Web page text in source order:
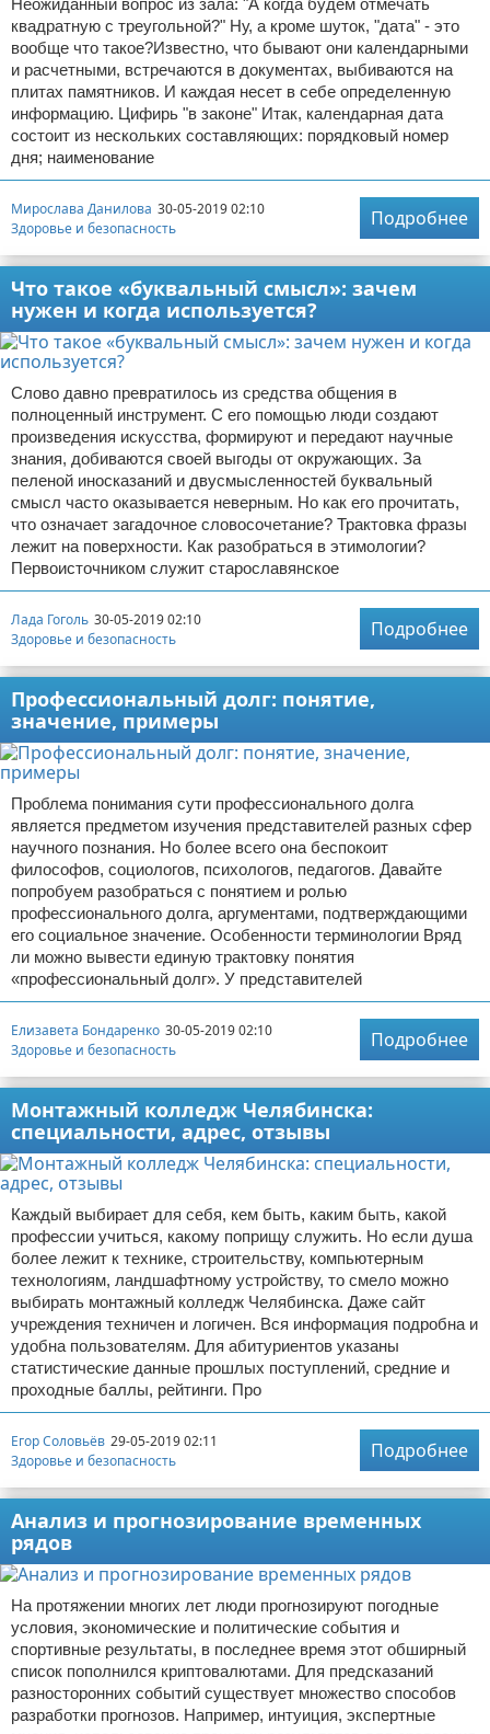
Неожиданный вопрос из зала: "А когда будем отмечать
квадратную с треугольной?" Ну, а кроме шуток, "дата" - это
вообще что такое?Известно, что бывают они календарными
и расчетными, встречаются в документах, выбиваются на
плитах памятников. И каждая несет в себе определенную
информацию. Цифирь "в законе" Итак, календарная дата
состоит из нескольких составляющих: порядковый номер
дня; наименование
Мирослава Данилова 30-05-2019 02:10
Здоровье и безопасность
Подробнее
Что такое «буквальный смысл»: зачем
нужен и когда используется?
Слово давно превратилось из средства общения в
полноценный инструмент. С его помощью люди создают
произведения искусства, формируют и передают научные
знания, добиваются своей выгоды от окружающих. За
пеленой иносказаний и двусмысленностей буквальный
смысл часто оказывается неверным. Но как его прочитать,
что означает загадочное словосочетание? Трактовка фразы
лежит на поверхности. Как разобраться в этимологии?
Первоисточником служит старославянское
Лада Гоголь 30-05-2019 02:10
Здоровье и безопасность
Подробнее
Профессиональный долг: понятие,
значение, примеры
Проблема понимания сути профессионального долга
является предметом изучения представителей разных сфер
научного познания. Но более всего она беспокоит
философов, социологов, психологов, педагогов. Давайте
попробуем разобраться с понятием и ролью
профессионального долга, аргументами, подтверждающими
его социальное значение. Особенности терминологии Вряд
ли можно вывести единую трактовку понятия
«профессиональный долг». У представителей
Елизавета Бондаренко 30-05-2019 02:10
Здоровье и безопасность
Подробнее
Монтажный колледж Челябинска:
специальности, адрес, отзывы
Каждый выбирает для себя, кем быть, каким быть, какой
профессии учиться, какому поприщу служить. Но если душа
более лежит к технике, строительству, компьютерным
технологиям, ландшафтному устройству, то смело можно
выбирать монтажный колледж Челябинска. Даже сайт
учреждения техничен и логичен. Вся информация подробна и
удобна пользователям. Для абитуриентов указаны
статистические данные прошлых поступлений, средние и
проходные баллы, рейтинги. Про
Егор Соловьёв 29-05-2019 02:11
Здоровье и безопасность
Подробнее
Анализ и прогнозирование временных
рядов
На протяжении многих лет люди прогнозируют погодные
условия, экономические и политические события и
спортивные результаты, в последнее время этот обширный
список пополнился криптовалютами. Для предсказаний
разносторонних событий существует множество способов
разработки прогнозов. Например, интуиция, экспертные